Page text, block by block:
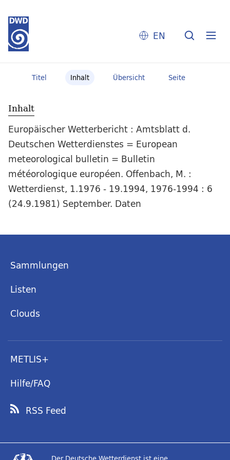
EN
Titel Inhalt Übersicht Seite
Inhalt
Europäischer Wetterbericht : Amtsblatt d.
Deutschen Wetterdienstes = European
meteorological bulletin = Bulletin
météorologique européen. Offenbach, M. :
Wetterdienst, 1.1976 - 19.1994, 1976-1994 : 6
(24.9.1981) September. Daten
Sammlungen
Listen
Clouds
METLIS+
Hilfe/FAQ
RSS Feed